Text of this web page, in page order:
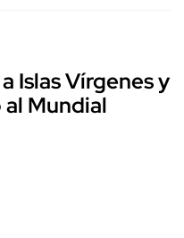
Islas Vírgenes y
Mundial